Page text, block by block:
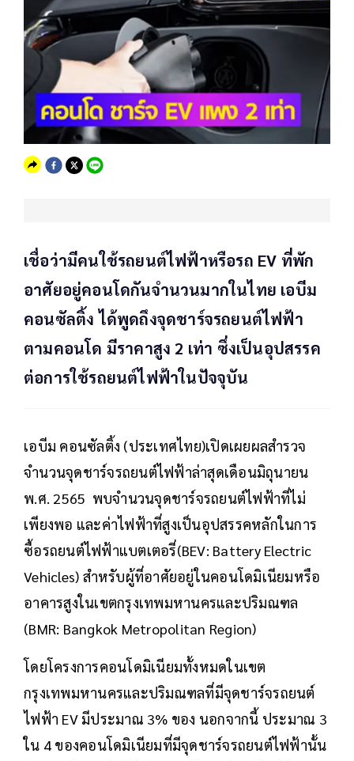
เชื่อว่ามีคนใช้รถยนต์ไฟฟ้าหรือรถ EV ที่พัก
อาศัยอยู่คอนโดกันจำนวนมากในไทย เอบีม
คอนซัลติ้ง ได้พูดถึงจุดชาร์จรถยนต์ไฟฟ้า
ตามคอนโด มีราคาสูง 2 เท่า ซึ่งเป็นอุปสรรค
ต่อการใช้รถยนต์ไฟฟ้าในปัจจุบัน
เอบีม คอนซัลติ้ง (ประเทศไทย)เปิดเผยผลสำรวจ
จำนวนจุดชาร์จรถยนต์ไฟฟ้าล่าสุดเดือนมิถุนายน
พ.ศ. 2565 พบจำนวนจุดชาร์จรถยนต์ไฟฟ้าที่ไม่
เพียงพอ และค่าไฟฟ้าที่สูงเป็นอุปสรรคหลักในการ
ซื้อรถยนต์ไฟฟ้าแบตเตอรี่(BEV: Battery Electric
Vehicles) สำหรับผู้ที่อาศัยอยู่ในคอนโดมิเนียมหรือ
อาคารสูงในเขตกรุงเทพมหานครและปริมณฑล
(BMR: Bangkok Metropolitan Region)
โดยโครงการคอนโดมิเนียมทั้งหมดในเขต
กรุงเทพมหานครและปริมณฑลที่มีจุดชาร์จรถยนต์
ไฟฟ้า EV มีประมาณ 3% ของ นอกจากนี้ ประมาณ 3
ใน 4 ของคอนโดมิเนียมที่มีจุดชาร์จรถยนต์ไฟฟ้านั้น